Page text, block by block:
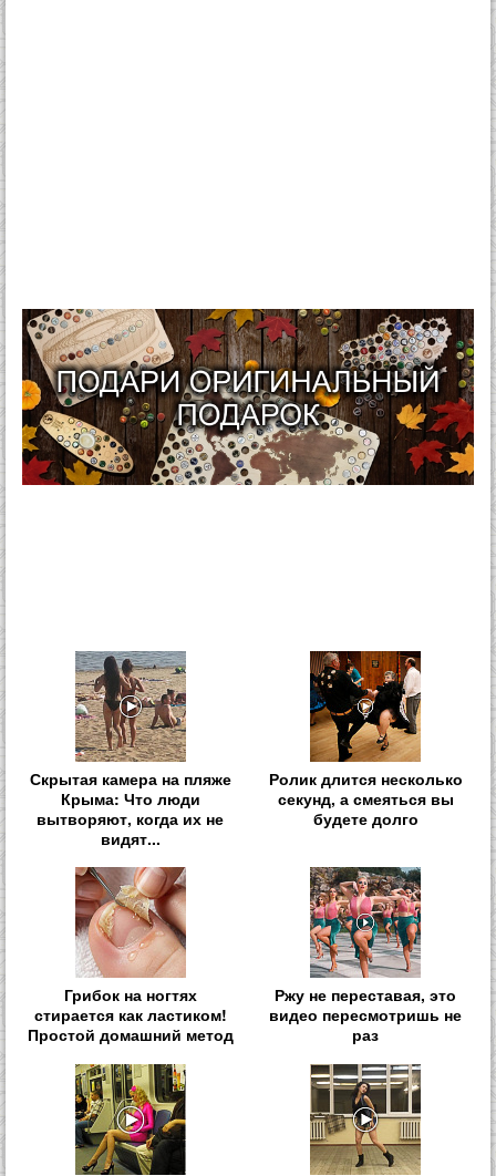
Скрытая камера на пляже
Крыма: Что люди
вытворяют, когда их не
видят...
Ролик длится несколько
секунд, а смеяться вы
будете долго
Грибок на ногтях
стирается как ластиком!
Простой домашний метод
Ржу не переставая, это
видео пересмотришь не
раз